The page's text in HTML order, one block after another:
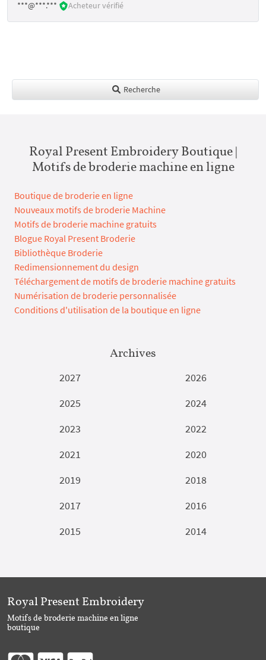
***@***.***
Acheteur vérifié
Recherche
Royal Present Embroidery Boutique |
Motifs de broderie machine en ligne
Boutique de broderie en ligne
Nouveaux motifs de broderie Machine
Motifs de broderie machine gratuits
Blogue Royal Present Broderie
Bibliothèque Broderie
Redimensionnement du design
Téléchargement de motifs de broderie machine gratuits
Numérisation de broderie personnalisée
Conditions d'utilisation de la boutique en ligne
Archives
2027
2026
2025
2024
2023
2022
2021
2020
2019
2018
2017
2016
2015
2014
Royal Present Embroidery
Motifs de broderie machine en ligne
boutique